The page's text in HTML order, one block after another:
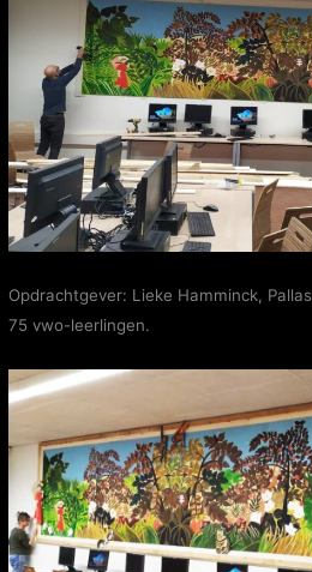
Opdrachtgever: Lieke Hamminck,
75 vwo-leerlingen.